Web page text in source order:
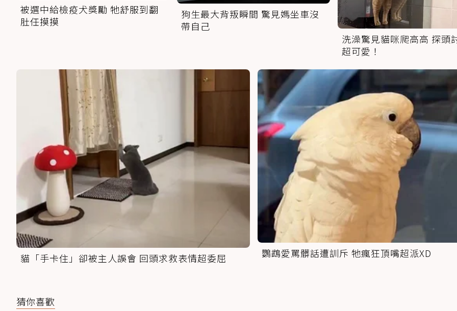
被選中給檢疫犬獎勵 牠舒服到翻
肚任摸摸
狗生最大背叛瞬間 驚見媽坐車沒
帶自己
洗澡驚見貓咪爬高高 探頭
超可愛！
貓「手卡住」卻被主人誤會 回頭求救表情超委屈 鸚鵡愛罵髒話遭訓斥 牠瘋狂頂嘴超派XD
猜你喜歡